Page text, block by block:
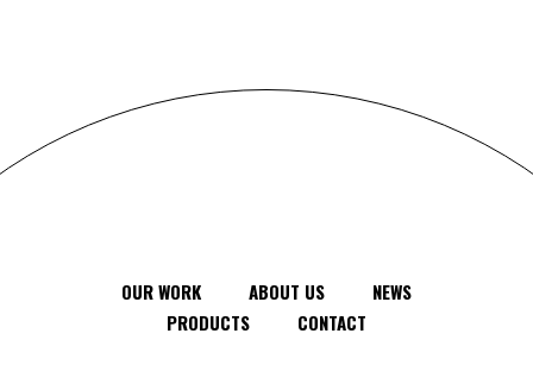
OUR WORK ABOUT US
NEWS
PRODUCTS
CONTACT